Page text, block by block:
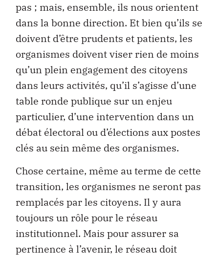
pas ; mais, ensemble, ils nous orientent
dans la bonne direction. Et bien qu’ils se
doivent d’être prudents et patients, les
organismes doivent viser rien de moins
qu’un plein engagement des citoyens
dans leurs activités, qu’il s’agisse d’une
table ronde publique sur un enjeu
particulier, d’une intervention dans un
débat électoral ou d’élections aux postes
clés au sein même des organismes.
Chose certaine, même au terme de cette
transition, les organismes ne seront pas
remplacés par les citoyens. Il y aura
toujours un rôle pour le réseau
institutionnel. Mais pour assurer sa
pertinence à l’avenir, le réseau doit